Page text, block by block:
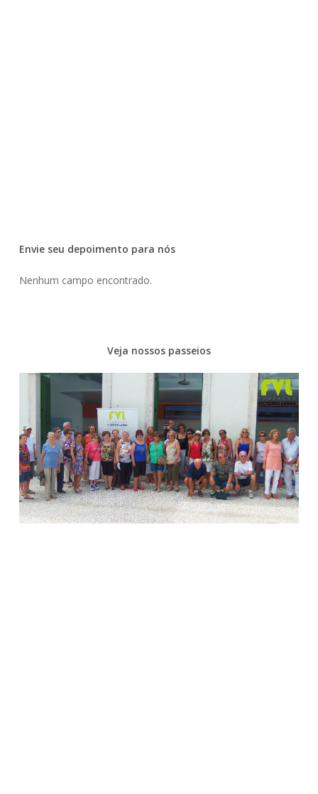
Envie seu depoimento para nós
Nenhum campo encontrado.
Veja nossos passeios